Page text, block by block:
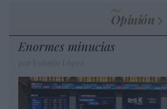
Opinión
Enormes minucias